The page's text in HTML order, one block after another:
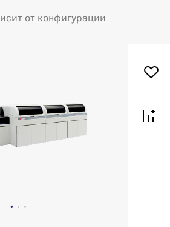
от конфигурации